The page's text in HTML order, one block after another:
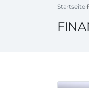
Startseite